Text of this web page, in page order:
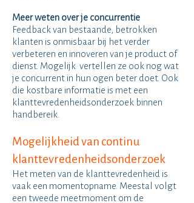
Meer weten over je concurrentie
Feedback van bestaande, betrokken
klanten is onmisbaar bij het verder
verbeteren en innoveren van je product of
dienst. Mogelijk vertellen ze ook nog wat
je concurrent in hun ogen beter doet. Ook
die kostbare informatie is met een
klanttevredenheidsonderzoek binnen
handbereik.
Mogelijkheid van continu
klanttevredenheidsonderzoek
Het meten van de klanttevredenheid is
vaak een momentopname. Meestal volgt
een tweede meetmoment om de